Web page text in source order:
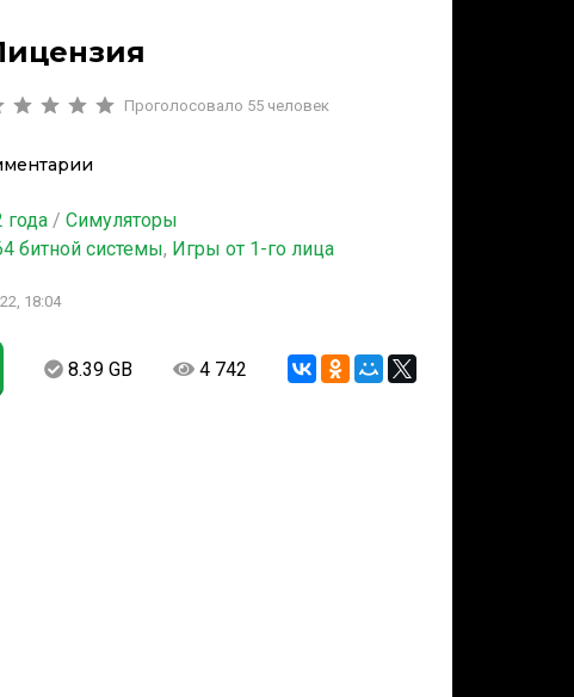
Проголосовало 55 человек
года /Симуляторы
битной системы, Игры от 1-го лица
18:04
8.39 GB 4 742